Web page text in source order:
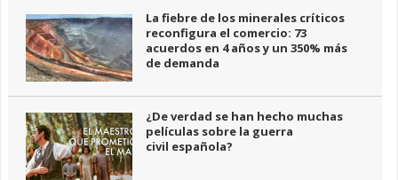
La fiebre de los minerales críticos
reconfigura el comercio: 73
acuerdos en 4 años y un 350% más
de demanda
¿De verdad se han hecho muchas
películas sobre la guerra
civil española?